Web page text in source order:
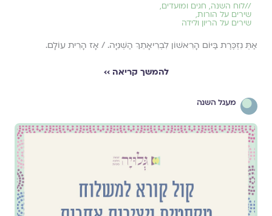
//לוח השנה, חגים ומועדים,
שירים על הורות,
שירים על הריון ולידה
אַתְּ נִזְכֶּרֶת בַּיּוֹם הָרִאשׁוֹן לִבְרִיאָתֵךְ הַשְּׁנִיָּה. / אָז הָרִית עוֹלָם.
להמשך קריאה ››
מעגל השנה